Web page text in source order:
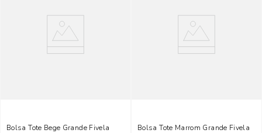
Bolsa Tote Bege Grande Fivela Bolsa Tote Marrom Grande Fivela